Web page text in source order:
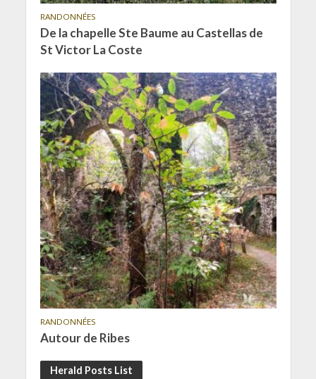
RANDONNÉES
De la chapelle Ste Baume au Castellas de
St Victor La Coste
RANDONNÉES
Autour de Ribes
Herald Posts List